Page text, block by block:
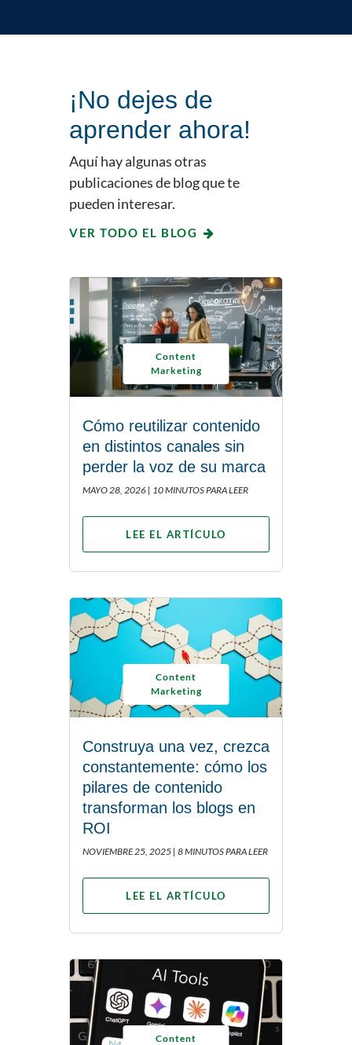
¡No dejes de
aprender ahora!
Aquí hay algunas otras
publicaciones de blog que te
pueden interesar.
VER TODO EL BLOG
Content
Marketing
Cómo reutilizar contenido
en distintos canales sin
perder la voz de su marca
MAYO 28, 2026 | 10 MINUTOS PARA LEER
LEE EL ARTÍCULO
Content
Marketing
Construya una vez, crezca
constantemente: cómo los
pilares de contenido
transforman los blogs en
ROI
NOVIEMBRE 25, 2025 | 8 MINUTOS PARA LEER
LEE EL ARTÍCULO
Content